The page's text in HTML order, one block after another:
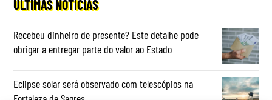
ÚLTIMAS NOTÍCIAS
Recebeu dinheiro de presente? Este detalhe pode
obrigar a entregar parte do valor ao Estado
Eclipse solar será observado com telescópios na